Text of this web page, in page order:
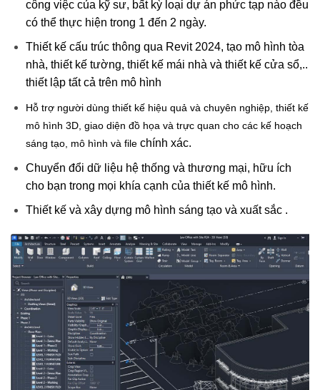
công việc của kỹ sư, bất kỳ loại dự án phức tạp nào đều
có thể thực hiện trong 1 đến 2 ngày.
Thiết kế cấu trúc thông qua Revit 2024, tạo mô hình tòa
nhà, thiết kế tường, thiết kế mái nhà và thiết kế cửa sổ,..
thiết lập tất cả trên mô hình
Hỗ trợ người dùng thiết kế hiệu quả và chuyên nghiệp, thiết kế
mô hình 3D, giao diện đồ họa và trực quan cho các kế hoạch
sáng tạo, mô hình và file chính xác.
Chuyển đổi dữ liệu hệ thống và thương mại, hữu ích
cho bạn trong mọi khía cạnh của thiết kế mô hình.
Thiết kế và xây dựng mô hình sáng tạo và xuất sắc .